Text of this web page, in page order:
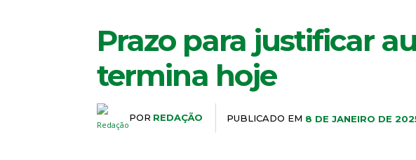
Prazo para justificar
termina hoje
POR REDAÇÃO PUBLICADO EM 8 DE JANEIRO DE